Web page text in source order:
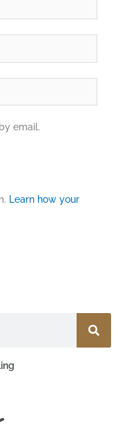
email.
Learn how your